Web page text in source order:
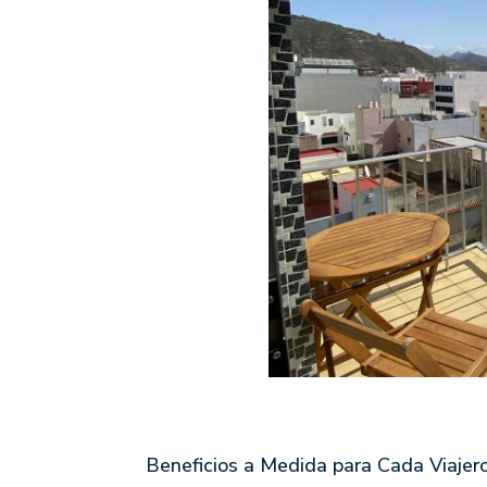
Beneficios a Medida para Cada